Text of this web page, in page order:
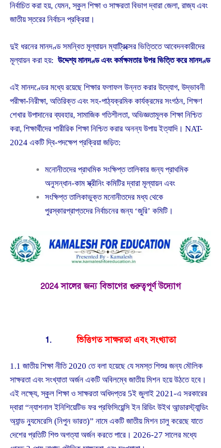
নির্বাচিত করা হয়, যেমন, স্কুল শিক্ষা ও সাক্ষরতা বিভাগ দ্বারা জেলা, রাজ্য এবং
জাতীয় স্তরের নির্বাচন প্রক্রিয়া।
দুই ধরনের মানদণ্ড সমন্বিত মূল্যায়ন ম্যাট্রিক্সের ভিত্তিতে আবেদনকারীদের
মূল্যায়ন করা হয়: উদ্দেশ্য মানদণ্ড এবং কর্মক্ষমতার উপর ভিত্তি করে মানদণ্ড
এই মানদণ্ডের মধ্যে রয়েছে শিক্ষার ফলাফল উন্নত করার উদ্যোগ, উদ্ভাবনী
পরীক্ষা-নিরীক্ষা, অতিরিক্ত এবং সহ-পাঠ্যক্রমিক কার্যক্রমের সংগঠন, শিক্ষণ
শেখার উপাদানের ব্যবহার, সামাজিক গতিশীলতা, অভিজ্ঞতামূলক শিক্ষা নিশ্চিত
করা, শিক্ষার্থীদের শারীরিক শিক্ষা নিশ্চিত করার অনন্য উপায় ইত্যাদি। NAT-
2024 একটি দ্বি-পদক্ষেপ প্রক্রিয়া জড়িত:
মনোনীতদের প্রাথমিক সংক্ষিপ্ত তালিকার জন্য প্রাথমিক
অনুসন্ধান-কাম স্ক্রীনিং কমিটির দ্বারা মূল্যায়ন এবং
সংক্ষিপ্ত তালিকাভুক্ত মনোনীতদের মধ্য থেকে
পুরস্কারপ্রাপ্তদের নির্বাচনের জন্য ‘জুরি’ কমিটি।
2024 সালের জন্য বিভাগের গুরুত্বপূর্ণ উদ্যোগ
1. ভিত্তিগত সাক্ষরতা এবং সংখ্যাতা
1.1 জাতীয় শিক্ষা নীতি 2020 তে বলা হয়েছে যে সমস্ত শিশুর জন্য মৌলিক
সাক্ষরতা এবং সংখ্যাতা অর্জন একটি অবিলম্বে জাতীয় মিশন হয়ে উঠতে হবে।
এই লক্ষ্যে, স্কুল শিক্ষা ও সাক্ষরতা অধিদপ্তর 5ই জুলাই 2021-এ সরকারের
দ্বারা “ন্যাশনাল ইনিশিয়েটিভ ফর প্রফিসিয়েন্সি ইন রিডিং উইথ আন্ডারস্ট্যান্ডিং
অ্যান্ড ন্যুমেরেসি (নিপুন ভারত)” নামে একটি জাতীয় মিশন চালু করেছে যাতে
দেশের প্রতিটি শিশু অগত্যা অর্জন করতে পারে। 2026-27 সালের মধ্যে